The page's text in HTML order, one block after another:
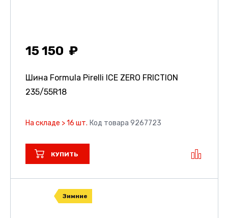
15 150
Шина Formula Pirelli ICE ZERO FRICTION
235/55R18
На складе > 16 шт. Код товара 9267723
КУПИТЬ
Зимние